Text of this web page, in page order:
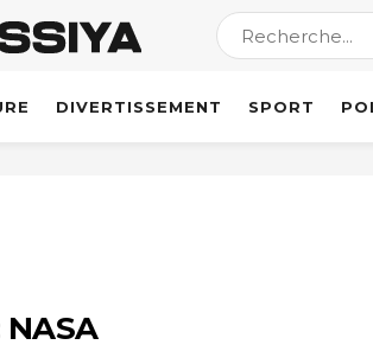
DIVERTISSEMENT SPORT
NASA